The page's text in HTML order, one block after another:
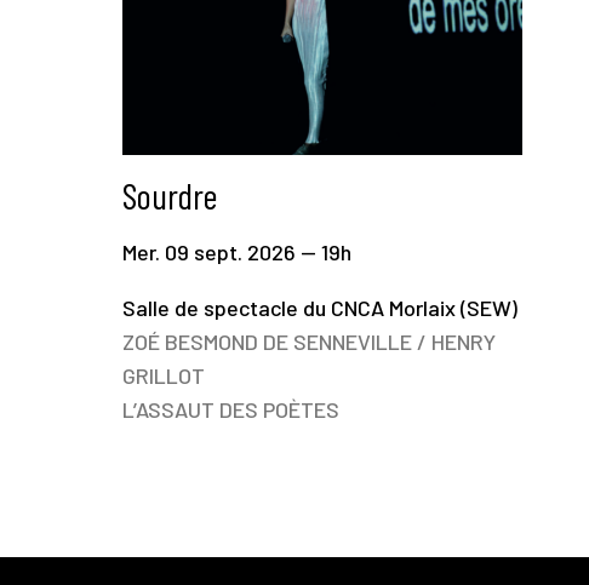
Sourdre
Mer. 09 sept. 2026 — 19h
Salle de spectacle du CNCA Morlaix (SEW)
ZOÉ BESMOND DE SENNEVILLE / HENRY
GRILLOT
L’ASSAUT DES POÈTES